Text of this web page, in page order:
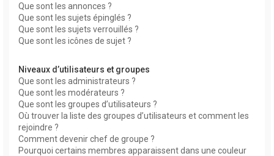
Que sont les annonces ?
Que sont les sujets épinglés ?
Que sont les sujets verrouillés ?
Que sont les icônes de sujet ?
Niveaux d’utilisateurs et groupes
Que sont les administrateurs ?
Que sont les modérateurs ?
Que sont les groupes d’utilisateurs ?
Où trouver la liste des groupes d’utilisateurs et comment les
rejoindre ?
Comment devenir chef de groupe ?
Pourquoi certains membres apparaissent dans une couleur